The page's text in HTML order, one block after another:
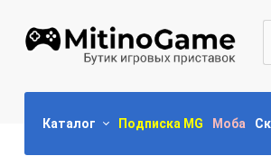
Каталог Подписка MG Моба